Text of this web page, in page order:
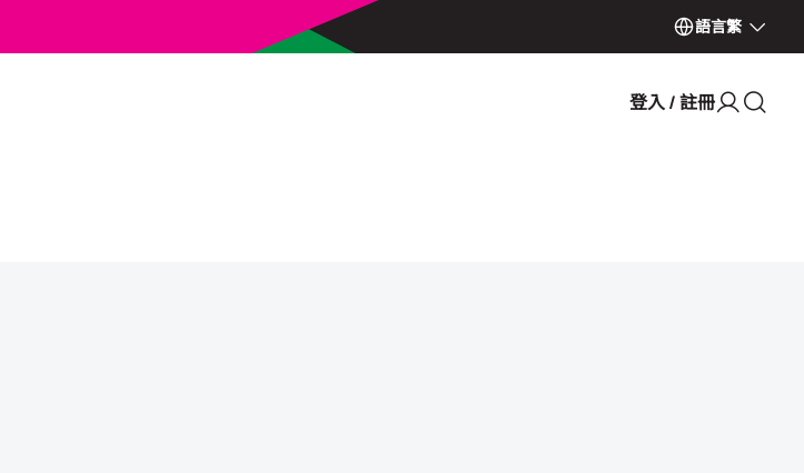
語言繁
登入 / 註冊